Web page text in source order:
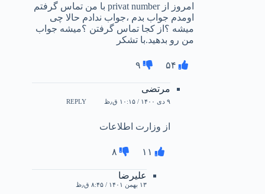
امروز از privat number با من تماس گرفتم
اومدم جواب بدم ،جواب ندادم حالا چی
میشه ؟از کجا تماس گرفتن ؟میشه جواب
من رو بدهید.با تشکر
۵۴ ۹
مرتضی
۹ دی ۱۴۰۰ / ۱۰:۱۵ ق٫ظ REPLY
از وزارت اطلاعات
۱۱ ۸
علیرضا
۱۳ بهمن ۱۴۰۱ / ۸:۴۵ ق٫ظ